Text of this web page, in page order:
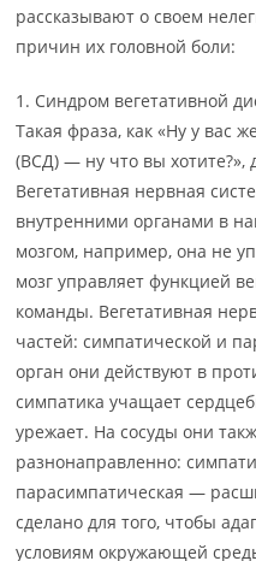
рассказывают о своем
причин их головной боли:
1. Синдром вегетативной
Такая фраза, как «Ну у вас
(ВСД) — ну что вы хотите?»,
Вегетативная нервная
внутренними органами в
мозгом, например, она не
мозг управляет функцией
команды. Вегетативная
частей: симпатической и
орган они действуют в
симпатика учащает
урежает. На сосуды они
разнонаправленно:
парасимпатическая —
сделано для того, чтобы
условиям окружающей